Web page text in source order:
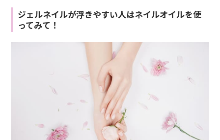
ジェルネイルが浮きやすい人はネイルオイルを使
ってみて！